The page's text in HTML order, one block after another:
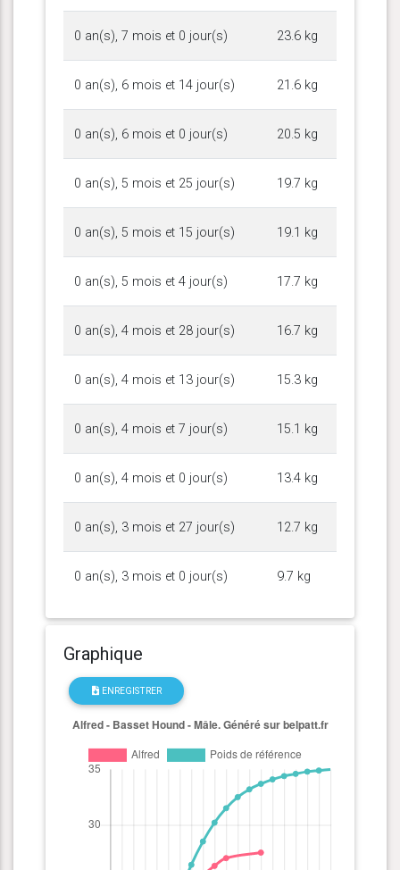
0 an(s), 7 mois et 0 jour(s) 23.6 kg
0 an(s), 6 mois et 14 jour(s) 21.6 kg
0 an(s), 6 mois et 0 jour(s) 20.5 kg
0 an(s), 5 mois et 25 jour(s) 19.7 kg
0 an(s), 5 mois et 15 jour(s) 19.1 kg
0 an(s), 5 mois et 4 jour(s) 17.7 kg
0 an(s), 4 mois et 28 jour(s) 16.7 kg
0 an(s), 4 mois et 13 jour(s) 15.3 kg
0 an(s), 4 mois et 7 jour(s) 15.1 kg
0 an(s), 4 mois et 0 jour(s) 13.4 kg
0 an(s), 3 mois et 27 jour(s) 12.7 kg
0 an(s), 3 mois et 0 jour(s) 9.7 kg
Graphique
ENREGISTRER